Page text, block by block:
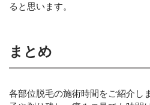
ると思います。
まとめ
各部位脱毛の施術時間をご紹介し